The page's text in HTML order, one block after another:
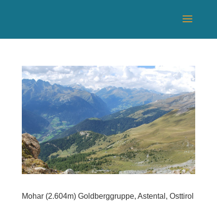
Mohar (2.604m) Goldberggruppe, Astental, Osttirol